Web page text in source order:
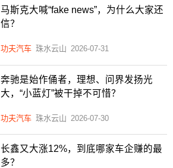
马斯克大喊“fake news”，为什么大家还
信？
功夫汽车 珠水云山 2026-07-31
奔驰是始作俑者，理想、问界发扬光
大，“小蓝灯”被干掉不可惜？
功夫汽车 珠水云山 2026-07-30
长鑫又大涨12%，到底哪家车企赚的最
多？